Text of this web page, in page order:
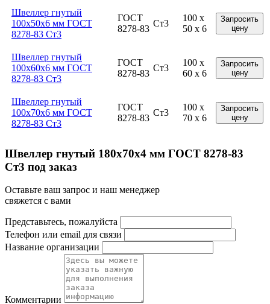
Швеллер гнутый
100x50x6 мм ГОСТ
8278-83 Ст3
ГОСТ
8278-83
Ст3
100 x
50 x 6
Запросить
цену
Швеллер гнутый
100x60x6 мм ГОСТ
8278-83 Ст3
ГОСТ
8278-83
Ст3
100 x
60 x 6
Запросить
цену
Швеллер гнутый
100x70x6 мм ГОСТ
8278-83 Ст3
ГОСТ
8278-83
Ст3
100 x
70 x 6
Запросить
цену
Швеллер гнутый 180x70x4 мм ГОСТ 8278-83
Ст3 под заказ
Оставьте ваш запрос и наш менеджер
свяжется с вами
Представьтесь, пожалуйста
Телефон или email для связи
Название организации
Комментарии